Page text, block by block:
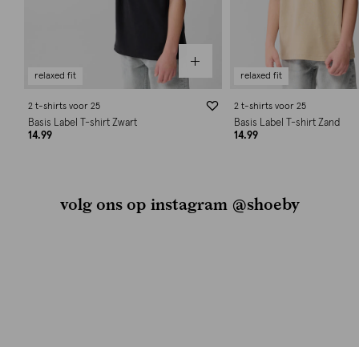
relaxed fit
2 t-shirts voor 25
Basis Label T-shirt Zwart
14.99
relaxed fit
2 t-shirts voor 25
Basis Label T-shirt Zand
14.99
volg ons op instagram @shoeby